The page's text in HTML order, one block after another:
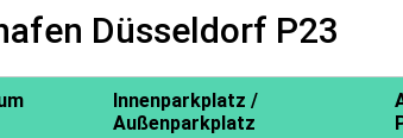
Düsseldorf P23
Innenparkplatz /
Außenparkplatz